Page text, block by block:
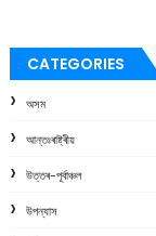
CATEGORIES
অসম
আন্তঃৰাষ্ট্ৰীয়
উত্তৰ-পূৰ্বাঞ্চল
উপন্যাস